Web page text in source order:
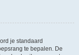
je standaard
te bepalen. De